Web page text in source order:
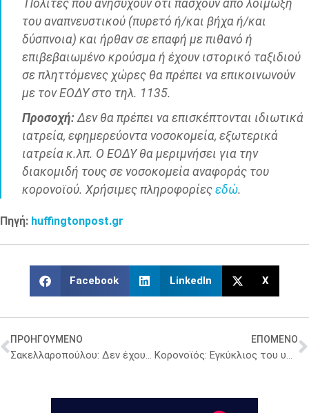
Πολίτες που ανησυχούν ότι πάσχουν από λοίμωξη
του αναπνευστικού (πυρετό ή/και βήχα ή/και
δύσπνοια) και ήρθαν σε επαφή με πιθανό ή
επιβεβαιωμένο κρούσμα ή έχουν ιστορικό ταξιδιού
σε πληττόμενες χώρες θα πρέπει να επικοινωνούν
με τον ΕΟΔΥστο τηλ. 1135.
Προσοχή: Δεν θα πρέπει να επισκέπτονται ιδιωτικά
ιατρεία, εφημερεύοντα νοσοκομεία, εξωτερικά
ιατρεία κ.λπ. Ο ΕΟΔΥ θα μεριμνήσει για την
διακομιδή τους σε νοσοκομεία αναφοράς του
κορονοϊού. Χρήσιμες πληροφορίες εδώ.
Πηγή: huffingtonpost.gr
Facebook LinkedIn X
ΠΡΟΗΓΟΥΜΕΝΟ
Σακελλαροπούλου: Δεν έχουμε άλλο δρόμο από το να μείνουμε σπίτι
ΕΠΟΜΕΝΟ
Κορονοϊός: Εγκύκλιος του υπουργείου Εργασίας για την προστασία των εργαζομένων